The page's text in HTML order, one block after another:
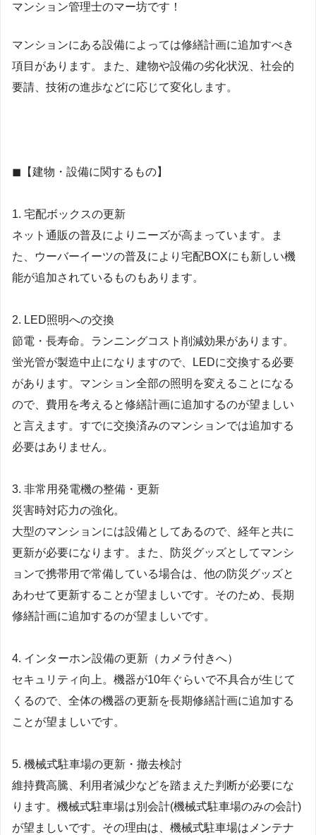
マンション管理士のマー坊です！
マンションにある設備によっては修繕計画に追加すべき
項目があります。また、建物や設備の劣化状況、社会的
要請、技術の進歩などに応じて変化します。
◼【建物・設備に関するもの】
1. 宅配ボックスの更新
ネット通販の普及によりニーズが高まっています。ま
た、ウーバーイーツの普及により宅配BOXにも新しい機
能が追加されているものもあります。
2. LED照明への交換
節電・長寿命。ランニングコスト削減効果があります。
蛍光管が製造中止になりますので、LEDに交換する必要
があります。マンション全部の照明を変えることになる
ので、費用を考えると修繕計画に追加するのが望ましい
と言えます。すでに交換済みのマンションでは追加する
必要はありません。
3. 非常用発電機の整備・更新
災害時対応力の強化。
大型のマンションには設備としてあるので、経年と共に
更新が必要になります。また、防災グッズとしてマンシ
ョンで携帯用で常備している場合は、他の防災グッズと
あわせて更新することが望ましいです。そのため、長期
修繕計画に追加するのが望ましいです。
4. インターホン設備の更新（カメラ付きへ）
セキュリティ向上。機器が10年ぐらいで不具合が生じて
くるので、全体の機器の更新を長期修繕計画に追加する
ことが望ましいです。
5. 機械式駐車場の更新・撤去検討
維持費高騰、利用者減少などを踏まえた判断が必要にな
ります。機械式駐車場は別会計(機械式駐車場のみの会計)
が望ましいです。その理由は、機械式駐車場はメンテナ